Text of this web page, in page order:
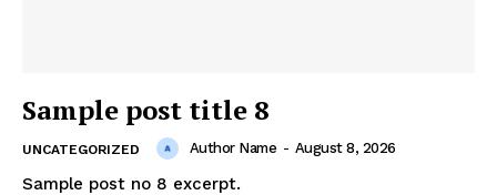
Sample post title 8
UNCATEGORIZED Author Name - August 8, 2026
Sample post no 8 excerpt.